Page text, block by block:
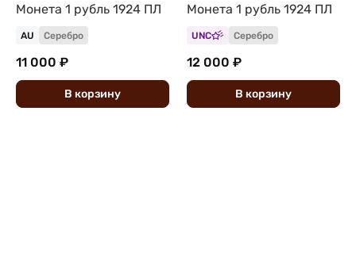
Монета 1 рубль 1924 ПЛ
AU Серебро
11 000 ₽
В корзину
Монета 1 рубль 1924 ПЛ
UNC Серебро
12 000 ₽
В корзину